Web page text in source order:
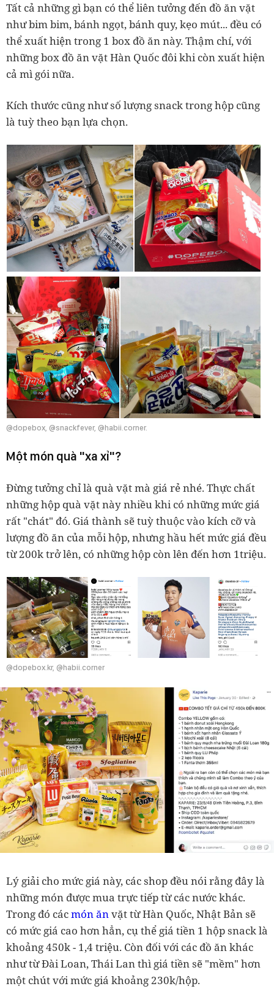
Tất cả những gì bạn có thể liên tưởng đến đồ ăn vặt
như bim bim, bánh ngọt, bánh quy, kẹo mút... đều có
thể xuất hiện trong 1 box đồ ăn này. Thậm chí, với
những box đồ ăn vặt Hàn Quốc đôi khi còn xuất hiện
cả mì gói nữa.
Kích thước cũng như số lượng snack trong hộp cũng
là tuỳ theo bạn lựa chọn.
@dopebox, @snackfever, @habii.corner.
Một món quà "xa xỉ"?
Đừng tưởng chỉ là quà vặt mà giá rẻ nhé. Thực chất
những hộp quà vặt này nhiều khi có những mức giá
rất "chát" đó. Giá thành sẽ tuỳ thuộc vào kích cỡ và
lượng đồ ăn của mỗi hộp, nhưng hầu hết mức giá đều
từ 200k trở lên, có những hộp còn lên đến hơn 1triệu.
@dopebox.kr, @habii.corner
Lý giải cho mức giá này, các shop đều nói rằng đây là
những món được mua trực tiếp từ các nước khác.
Trong đó cácmón ănvặt từ Hàn Quốc, Nhật Bản sẽ
có mức giá cao hơn hẳn, cụ thể giá tiền 1 hộp snack là
khoảng 450k - 1,4 triệu. Còn đối với các đồ ăn khác
như từ Đài Loan, Thái Lan thì giá tiền sẽ "mềm" hơn
một chút với mức giá khoảng 230k/hộp.